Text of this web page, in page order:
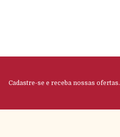
Cadastre-se e receba nossas ofertas.